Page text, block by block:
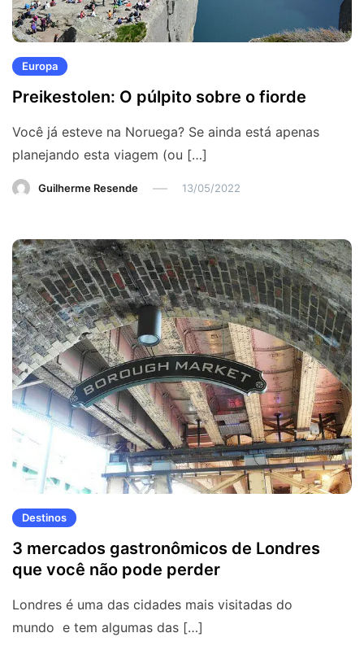
Europa
Preikestolen: O púlpito sobre o fiorde
Você já esteve na Noruega? Se ainda está apenas
planejando esta viagem (ou […]
Guilherme Resende 13/05/2022
Destinos
3 mercados gastronômicos de Londres
que você não pode perder
Londres é uma das cidades mais visitadas do
mundo e tem algumas das […]